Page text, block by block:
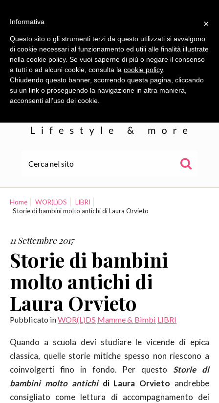
WOR(L)DS
COLLABORAZIONI
CONTATTI
Home WOR(L)DS
LIBRI
Storie di bambini molto antichi di Laura Orvieto
11 Settembre 2017
Storie di bambini
molto antichi di
Laura Orvieto
Pubblicato inWOR(L)DS Mamme & Bimbi LIBRI
Quando a scuola devi studiare le vicende di epica
classica, quelle storie mitiche spesso non riescono a
coinvolgerti fino in fondo. Per questoStorie di
bambini molto antichidi Laura Orvieto andrebbe
consigliato come lettura di accompagnamento dei
×
Informativa
Questo sito o gli strumenti terzi da questo utilizzati si avvalgono
di cookie necessari al funzionamento ed utili alle finalità illustrate
nella cookie policy. Se vuoi saperne di più o negare il consenso
a tutti o ad alcuni cookie, consulta la cookie policy.
Chiudendo questo banner, scorrendo questa pagina, cliccando
su un link o proseguendo la navigazione in altra maniera,
acconsenti all’uso dei cookie.